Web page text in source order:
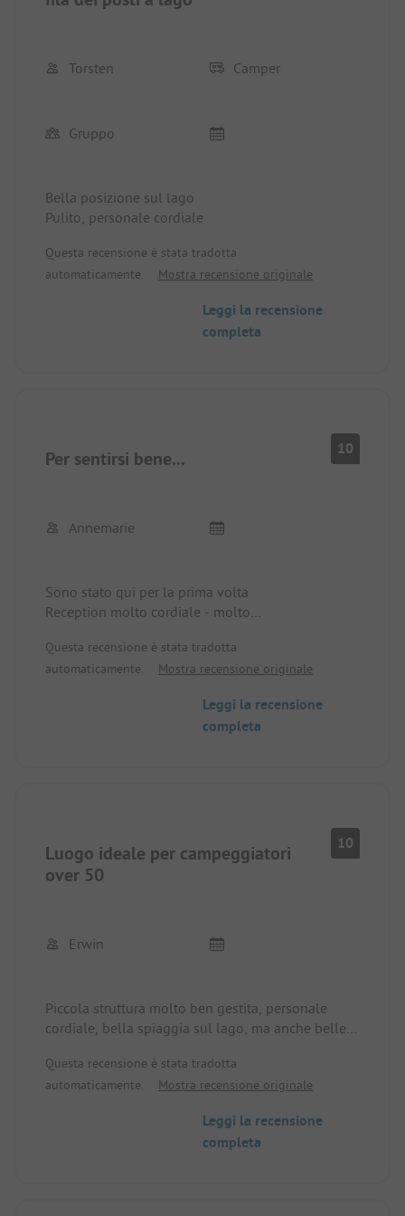
Torsten Camper
Gruppo
Bella posizione sul lago
Pulito, personale cordiale
Questa recensione è stata tradotta
automaticamente.
Mostra recensione originale
Leggi la recensione
completa
Per sentirsi bene... 10
Annemarie
Sono stato qui per la prima volta
Reception molto cordiale - molto
briefing del sito - servizi igienici molto puliti,
ristorante purtroppo già chiuso a metà settembre,
altamente raccomandato!!!
Questa recensione è stata tradotta
automaticamente.
Mostra recensione originale
Leggi la recensione
completa
Luogo ideale per campeggiatori
over 50
10
Erwin
Piccola struttura molto ben gestita, personale
cordiale, bella spiaggia sul lago, ma anche belle
Questa recensione è stata tradotta
automaticamente.
Mostra recensione originale
Leggi la recensione
completa